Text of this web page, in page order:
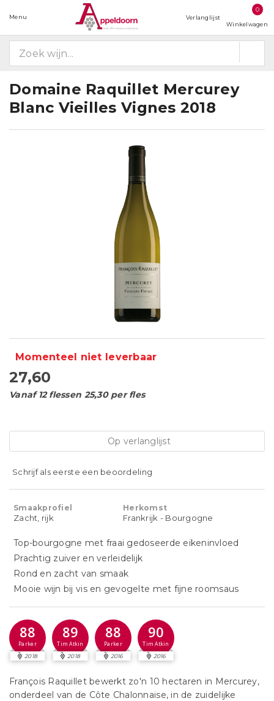
Menu Verlanglijst
0
Winkelwagen
Domaine Raquillet Mercurey
Blanc Vieilles Vignes 2018
Momenteel niet leverbaar
27,60
Vanaf 12 flessen 25,30 per fles
Op verlanglijst
Schrijf als eerste een beoordeling
Smaakprofiel
Zacht, rijk
Herkomst
Frankrijk - Bourgogne
Top-bourgogne met fraai gedoseerde eikeninvloed
Prachtig zuiver en verleidelijk
Rond en zacht van smaak
Mooie wijn bij vis en gevogelte met fijne roomsaus
88
Parker
2018
89
Tim Atkin
2018
88
Parker
2016
90
Tim Atkin
2016
François Raquillet bewerkt zo'n 10 hectaren in Mercurey,
onderdeel van de Côte Chalonnaise, in de zuidelijke